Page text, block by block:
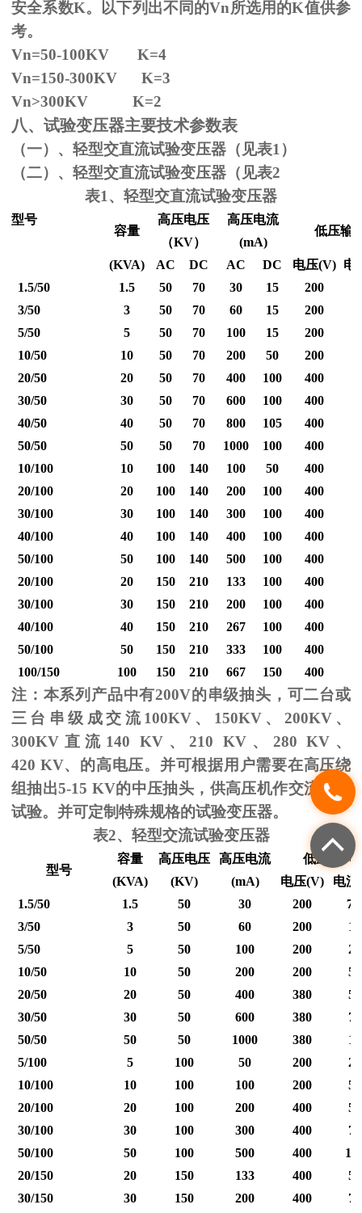
安全系数K。以下列出不同的Vn所选用的K值供参
考。
Vn=50-100KV K=4
Vn=150-300KV K=3
Vn>300KV K=2
八、试验变压器主要技术参数表
（一）、轻型交直流试验变压器（见表1）
（二）、轻型交直流试验变压器（见表2
表1、轻型交直流试验变压器
型号
容量
高压电压
（KV）
高压电流
(mA)
低压输
(KVA) AC DC AC DC 电压(V) 电
1.5/50
1.5 50 70 30 15 200
3/50
3 50 70 60 15 200
5/50
5 50 70 100 15 200
10/50
10 50 70 200 50 200
20/50
20 50 70 400 100 400
30/50
30 50 70 600 100 400
40/50
40 50 70 800 105 400
50/50
50 50 70 1000 100 400
10/100
10 100 140 100 50 400
20/100
20 100 140 200 100 400
30/100
30 100 140 300 100 400
40/100
40 100 140 400 100 400
50/100
50 100 140 500 100 400
20/100
20 150 210 133 100 400
30/100
30 150 210 200 100 400
40/100
40 150 210 267 100 400
50/100
50 150 210 333 100 400
100/150
100 150 210 667 150 400
注：本系列产品中有200V的串级抽头，可二台或
三台串级成交流100KV、 150KV、 200KV、
300KV 直流 140 KV、210 KV 、 280 KV 、
420 KV、的高电压。并可根据用户需要在高压绕
组抽出5-15 KV的中压抽头，供高压机作交流耐压
试验。并可定制特殊规格的试验变压器。
表2、轻型交流试验变压器
型号
容量 高压电压 高压电流
低压输入
(KVA)
(KV) (mA) 电压(V) 电流
1.5/50
1.5 50 30 200
7.5
3/50
3 50 60 200
15
5/50
5 50 100 200
25
10/50
10 50 200 200
50
20/50
20 50 400 380
53
30/50
30 50 600 380
79
50/50
50 50 1000 380
12
5/100
5 100 50 200
25
10/100
10 100 100 200
50
20/100
20 100 200 400
50
30/100
30 100 300 400
75
50/100
50 100 500 400
20/150
20 150 133 400
50
30/150
30 150 200 400
75